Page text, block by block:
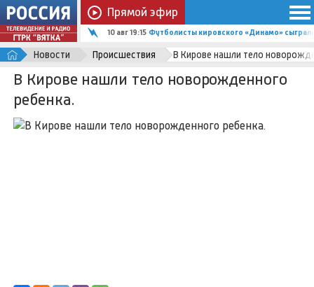
Прямой эфир
10 авг 19:15 Футболисты кировского «Динамо»
Новости Происшествия В Кирове нашли тело
В Кирове нашли тело новорожденного
ребенка.